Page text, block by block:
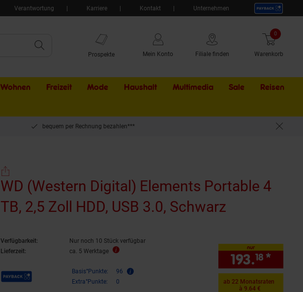
Verantwortung Karriere Kontakt Unternehmen
Prospekte Mein Konto Filiale finden Warenkorb
0 Artikel
Wohnen Freizeit Mode Haushalt Multimedia Sale Externer
Reisen
bequem per Rechnung bezahlen***
WD (Western Digital) Elements Portable 4
TB, 2,5 Zoll HDD, USB 3.0, Schwarz
Verfügbarkeit:
Nur noch 10 Stück verfügbar
Lieferzeit:
ca. 5 Werktage
Payback Punkte Basis°Punkte:
96
Extra°Punkte:
0
nur
193.18 *
ab 22 Monatsraten
à 9.64 €